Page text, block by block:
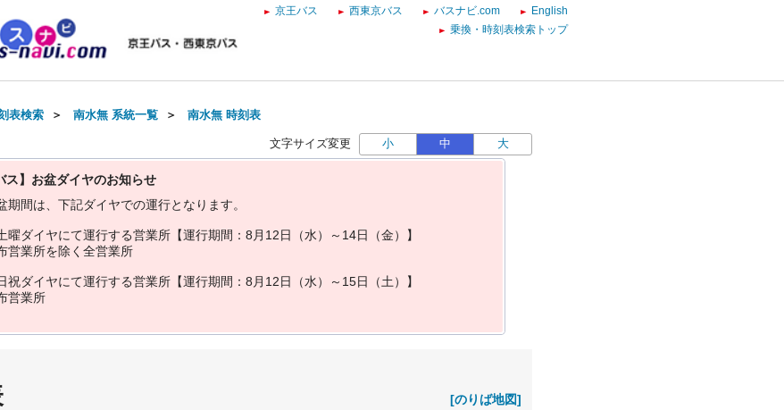
京王バス 西東京バス バスナビ.com
English
乗換・時刻表検索トップ
表検索 ＞ 南水無 系統一覧 ＞ 南水無 時刻表
文字サイズ変更 小 中 大
ス】お盆ダイヤのお知らせ
期間は 下記ダイヤでの運行と な り ます。
曜ダイヤにて運行する営業所 【運行期間 ： 8 月 1 2日 （水） ～ 14日 （金）
】
営業所を除 く 全営業所
祝ダイヤにて運行する営業所 【運行期間 ： 8 月 1 2日 （水） ～ 15日 （土）
】
営業所
[のりば地図]